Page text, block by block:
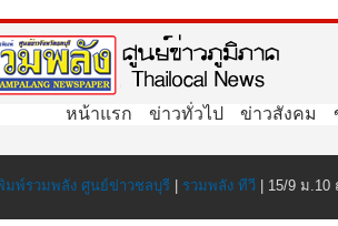
หน้าแรก ข่าวทั่วไป ข่าวสังคม
มพ์รวมพลัง ศูนย์ข่าวชลบุรี | รวมพลัง ทีวี | 15/9 ม.10